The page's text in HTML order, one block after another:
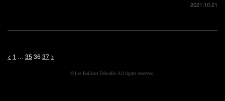
2021.10.21
< 1 … 35 36 37 >
© Les Rallizes Dénudés All rights reserved.